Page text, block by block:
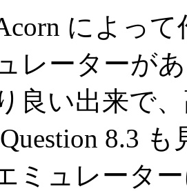
によっ
レーターが
良い出来で
8.3
ミュレータ